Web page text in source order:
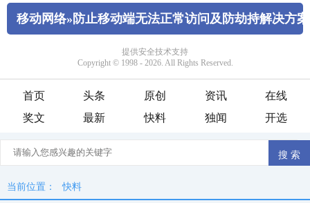
首页 头条 原创 资讯
在线
奖文
最新 快料 独闻 开选
当前位置： 快料